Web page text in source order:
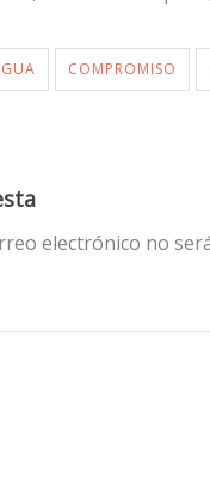
COMPROMISO
electrónico no